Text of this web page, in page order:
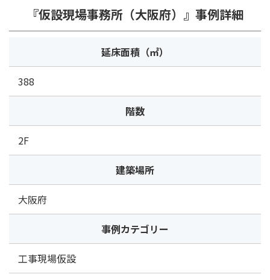
『仮設現場事務所（大阪府）』事例詳細
延床面積（㎡）
388
階数
2F
建築場所
大阪府
事例カテゴリー
工事現場仮設